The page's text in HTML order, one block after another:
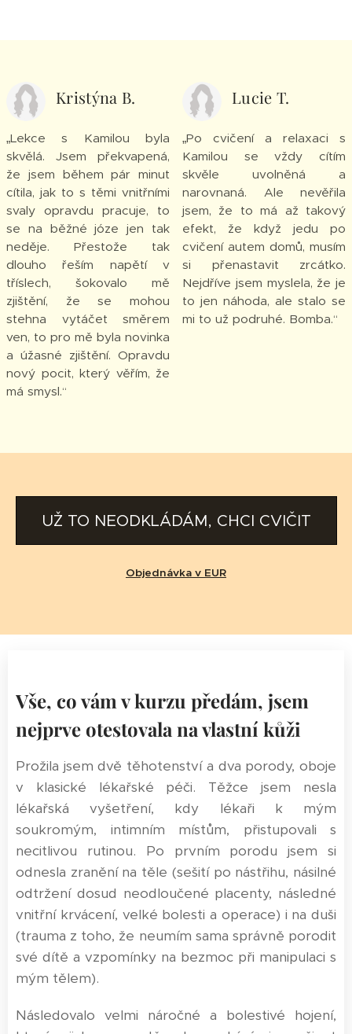
Kristýna B.
„Lekce s Kamilou byla
skvělá. Jsem překvapená,
že jsem během pár minut
cítila, jak to s těmi vnitřními
svaly opravdu pracuje, to
se na běžné józe jen tak
neděje. Přestože tak
dlouho řeším napětí v
tříslech, šokovalo mě
zjištění, že se mohou
stehna vytáčet směrem
ven, to pro mě byla novinka
a úžasné zjištění. Opravdu
nový pocit, který věřím, že
má smysl.“
Lucie T.
„Po cvičení a relaxaci s
Kamilou se vždy cítím
skvěle uvolněná a
narovnaná. Ale nevěřila
jsem, že to má až takový
efekt, že když jedu po
cvičení autem domů, musím
si přenastavit zrcátko.
Nejdříve jsem myslela, že je
to jen náhoda, ale stalo se
mi to už podruhé. Bomba.“
UŽ TO NEODKLÁDÁM, CHCI CVIČIT
Objednávka v EUR
Vše, co vám v kurzu předám, jsem
nejprve otestovala na vlastní kůži
Prožila jsem dvě těhotenství a dva porody, oboje
v klasické lékařské péči. Těžce jsem nesla
lékařská vyšetření, kdy lékaři k mým
soukromým, intimním místům, přistupovali s
necitlivou rutinou. Po prvním porodu jsem si
odnesla zranění na těle (sešití po nástřihu, násilné
odtržení dosud neodloučené placenty, následné
vnitřní krvácení, velké bolesti a operace) i na duši
(trauma z toho, že neumím sama správně porodit
své dítě a vzpomínky na bezmoc při manipulaci s
mým tělem).
Následovalo velmi náročné a bolestivé hojení,